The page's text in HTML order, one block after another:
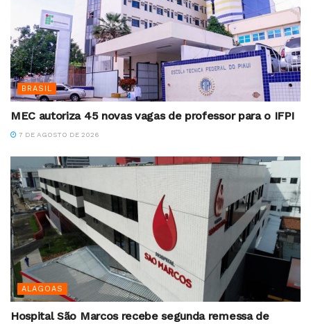
BRASIL
MEC autoriza 45 novas vagas de professor para o IFPI
7 DE AGOSTO DE 2026
ALAGOAS
Hospital São Marcos recebe segunda remessa de